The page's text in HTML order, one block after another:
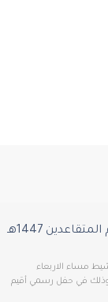
1447هـ
مساء الاربعاء
وذلك في حفل رسمي أقيم